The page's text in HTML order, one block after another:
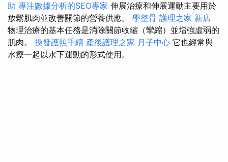
助 專注數據分析的SEO專家 伸展治療和伸展運動主要用於
放鬆肌肉並改善關節的營養供應。 學整骨 護理之家 新店
物理治療的基本任務是消除關節收縮（攣縮）並增強虛弱的
肌肉。 換發護照手續 產後護理之家 月子中心 它也經常與
水療一起以水下運動的形式使用。